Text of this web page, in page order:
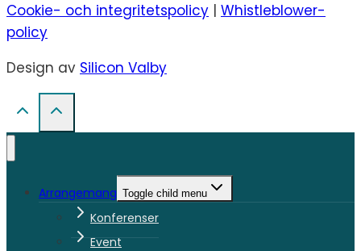
Cookie- och integritetspolicy | Whistleblower-
policy
Design av Silicon Valby
Arrangemang Toggle child menu
Konferenser
Event